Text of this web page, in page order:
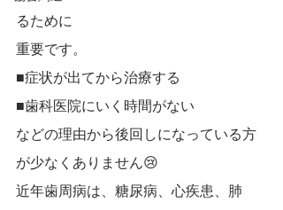
るために
重要です。
■症状が出てから治療する
■歯科医院にいく時間がない
などの理由から後回しになっている方
が少なくありません😢
近年歯周病は、糖尿病、心疾患、肺